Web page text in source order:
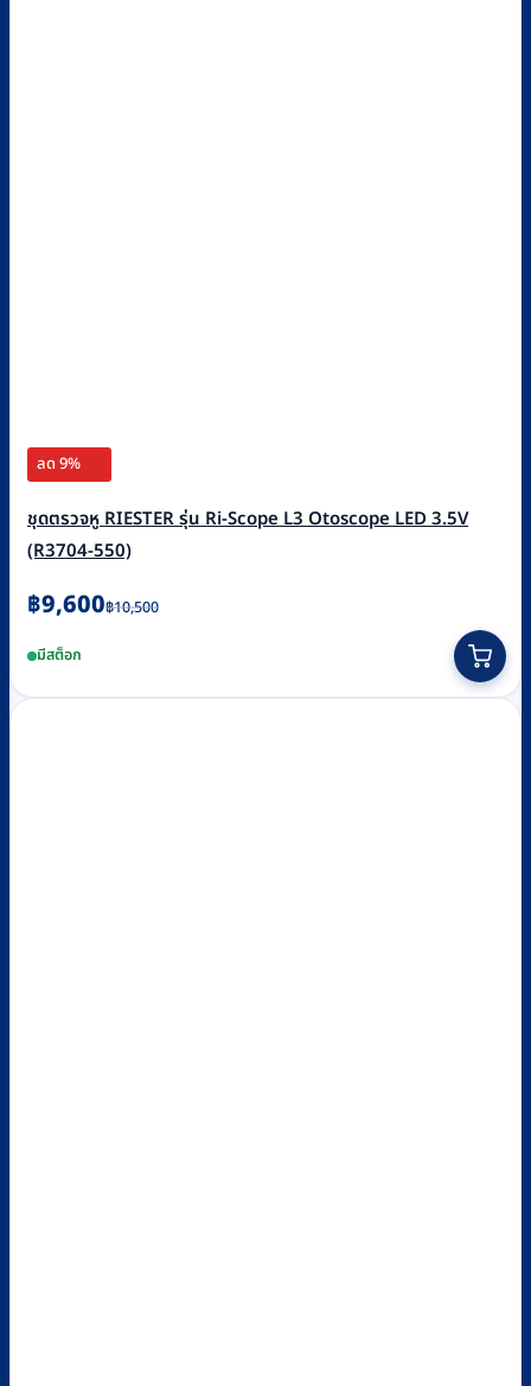
ลด 9%
ชุดตรวจหู RIESTER รุ่น Ri-Scope L3 Otoscope LED 3.5V
(R3704-550)
฿10,500
Original
was:
฿10,500.
฿9,600
Current
is:
฿9,600.
มีสต็อก